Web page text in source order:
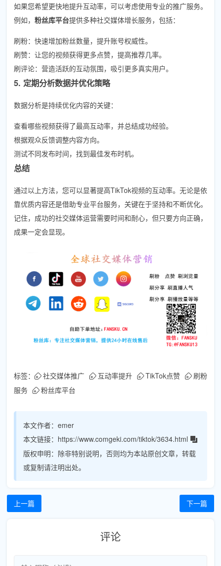
如果您希望更快地提升互动率，可以考虑使用专业的推广服务。
例如， 粉丝库平台提供多种社交媒体增长服务，包括：
刷粉：快速增加粉丝数量，提升账号权威性。
刷赞：让您的视频获得更多点赞，提高推荐几率。
刷评论：营造活跃的互动氛围，吸引更多真实用户。
5. 定期分析数据并优化策略
数据分析是持续优化内容的关键：
查看哪些视频获得了最高互动率，并总结成功经验。
根据观众反馈调整内容方向。
测试不同发布时间，找到最佳发布时机。
总结
通过以上方法，您可以显著提高TikTok视频的互动率。无论是依
靠优质内容还是借助专业平台服务，关键在于坚持和不断优化。
记住，成功的社交媒体运营需要时间和耐心，但只要方向正确，
成果一定会显现。
标签： 社交媒体推广 互动率提升 TikTok点赞
刷粉
服务
粉丝库平台
本文作者： emer
本文链接： https://www.comgeki.com/tiktok/3634.html
版权申明： 除非特别说明，否则均为本站原创文章，转载
或复制请注明出处。
上一篇 下一篇
评论